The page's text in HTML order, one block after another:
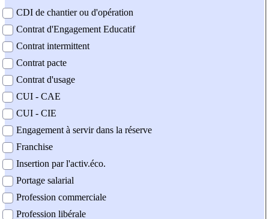
CDI de chantier ou d'opération
Contrat d'Engagement Educatif
Contrat intermittent
Contrat pacte
Contrat d'usage
CUI - CAE
CUI - CIE
Engagement à servir dans la réserve
Franchise
Insertion par l'activ.éco.
Portage salarial
Profession commerciale
Profession libérale